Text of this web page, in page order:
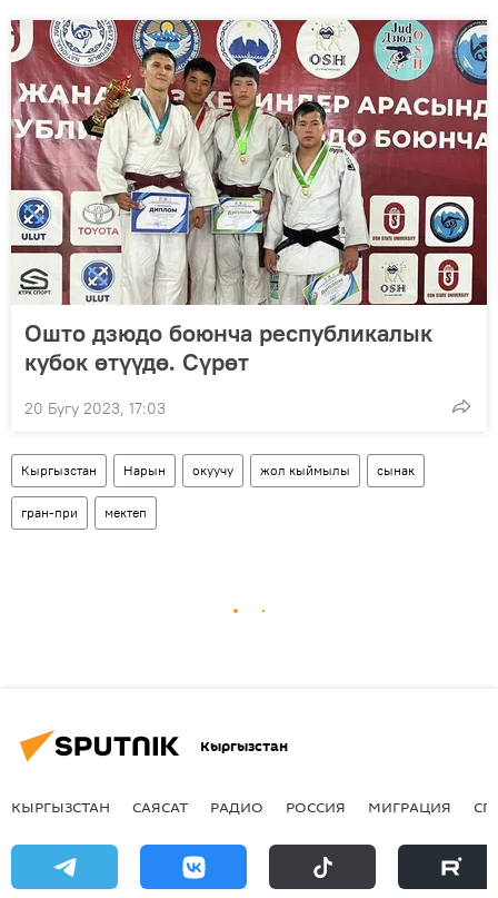
Ошто дзюдо боюнча республикалык
кубок өтүүдө. Сүрөт
20 Бугу 2023, 17:03
Кыргызстан Нарын окуучу жол кыймылы сынак
гран-при мектеп
Кыргызстан
КЫРГЫЗСТАН САЯСАТ РАДИО РОССИЯ МИГРАЦИЯ